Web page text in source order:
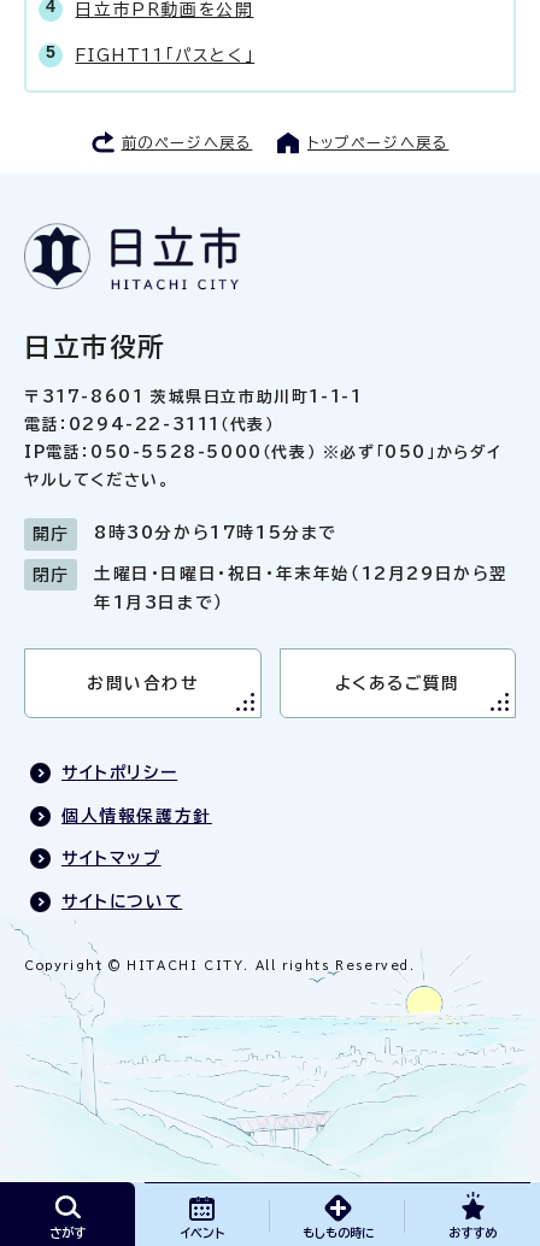
日立市PR動画を公開
FIGHT11「パスとく」
前のページへ戻る トップページへ戻る
さがす イベント もしもの時に おすすめ
日立市役所
〒317-8601 茨城県日立市助川町1-1-1
電話：0294-22-3111（代表）
IP電話：050-5528-5000（代表） ※必ず「050」からダイ
ヤルしてください。
開庁 8時30分から17時15分まで
閉庁
土曜日・日曜日・祝日・年末年始（12月29日から翌
年1月3日まで）
お問い合わせ よくあるご質問
サイトポリシー
個人情報保護方針
サイトマップ
サイトについて
Copyright © HITACHI CITY. All rights Reserved.